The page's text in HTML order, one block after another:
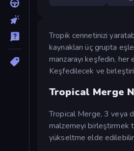
Tropik cennetinizi
kaynakları üç grupta
manzarayı keşfedin,
Keşfedilecek ve
Tropical Merge
Tropical Merge, 3 veya
malzemeyi birleştirmek
yükseltme elde